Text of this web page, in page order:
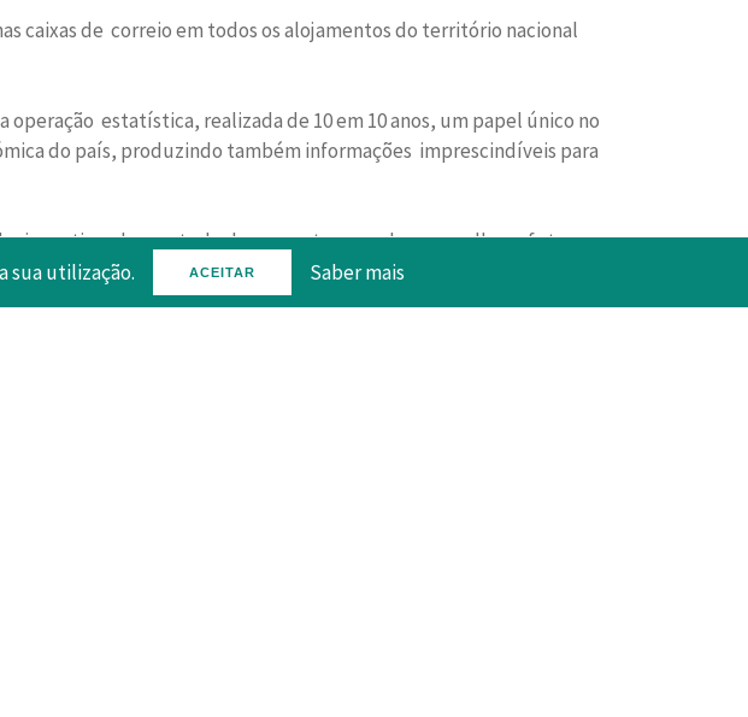
caixas de correio em todos os alojamentos do território nacional
estatística, realizada de 10 em 10 anos, um papel único no
do país, produzindo também informações imprescindíveis para
incentivando o estudo do presente para planear melhor o futuro.
sua utilização. ACEITAR Saber mais